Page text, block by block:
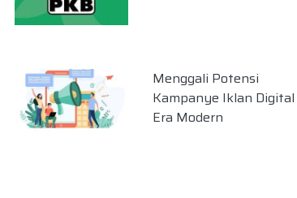
Menggali Potensi
Kampanye Iklan Digital
Era Modern